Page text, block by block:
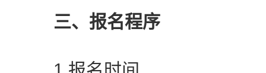
三、报名程序